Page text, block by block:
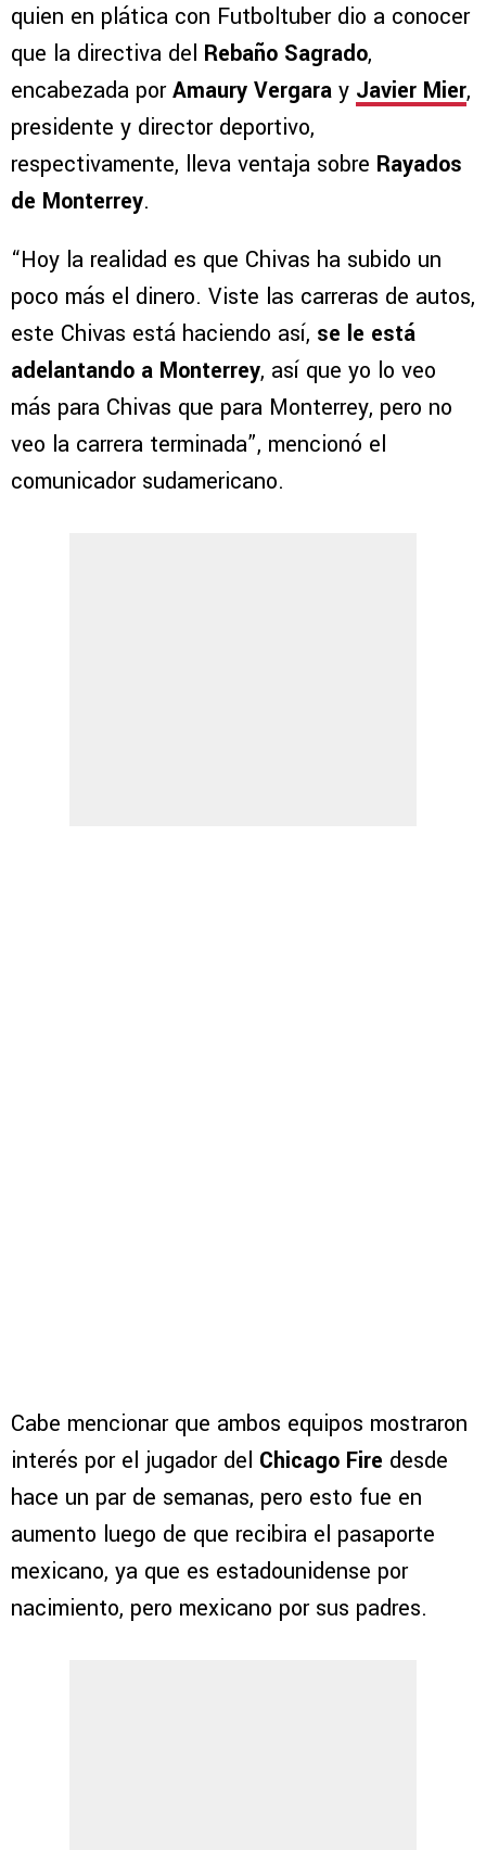
quien en plática con Futboltuber dio a conocer
que la directiva del Rebaño Sagrado,
encabezada porAmaury Vergara y Javier Mier,
presidente y director deportivo,
respectivamente, lleva ventaja sobre Rayados
de Monterrey.
“Hoy la realidad es que Chivas ha subido un
poco más el dinero. Viste las carreras de autos,
este Chivas está haciendo así, se le está
adelantando a Monterrey, así que yo lo veo
más para Chivas que para Monterrey, pero no
veo la carrera terminada”, mencionó el
comunicador sudamericano.
Cabe mencionar que ambos equipos mostraron
interés por el jugador del Chicago Fire desde
hace un par de semanas, pero esto fue en
aumento luego de que recibira el pasaporte
mexicano, ya que es estadounidense por
nacimiento, pero mexicano por sus padres.